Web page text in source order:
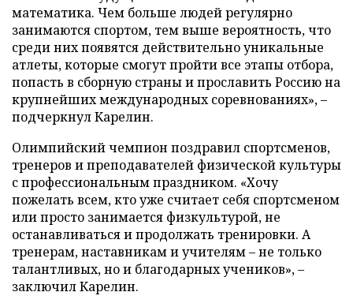
математика. Чем больше людей регулярно
занимаются спортом, тем выше вероятность, что
среди них появятся действительно уникальные
атлеты, которые смогут пройти все этапы отбора,
попасть в сборную страны и прославить Россию на
крупнейших международных соревнованиях», –
подчеркнул Карелин.
Олимпийский чемпион поздравил спортсменов,
тренеров и преподавателей физической культуры
с профессиональным праздником. «Хочу
пожелать всем, кто уже считает себя спортсменом
или просто занимается физкультурой, не
останавливаться и продолжать тренировки. А
тренерам, наставникам и учителям – не только
талантливых, но и благодарных учеников», –
заключил Карелин.